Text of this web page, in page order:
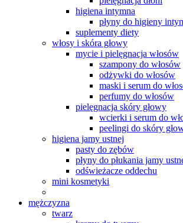
higiena intymna
płyny do higieny
suplementy diety
włosy i skóra głowy
mycie i pielęgnacja włosów
szampony do włosów
odżywki do włosów
maski i serum do
perfumy do włosów
pielęgnacja skóry głowy
wcierki i serum do
peelingi do skóry
higiena jamy ustnej
pasty do zębów
płyny do płukania jamy
odświeżacze oddechu
mini kosmetyki
mężczyzna
twarz